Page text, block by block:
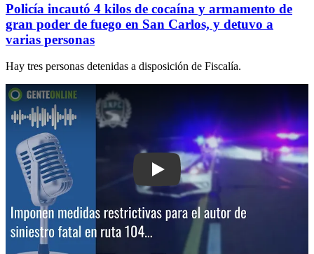
Policía incautó 4 kilos de cocaína y armamento de
gran poder de fuego en San Carlos, y detuvo a
varias personas
Hay tres personas detenidas a disposición de Fiscalía.
Play: Imponen medidas restrictivas